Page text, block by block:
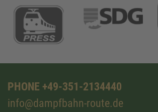
PHONE +49-351-2134440
info@dampfbahn-route.de